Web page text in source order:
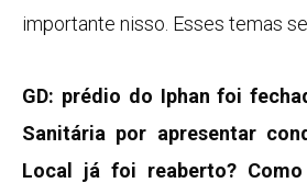
importante nisso. Esses temas
GD: prédio do Iphan foi
Sanitária por apresentar
Local já foi reaberto?